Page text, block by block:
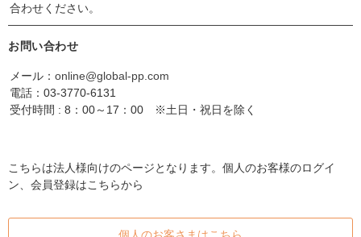
合わせください。
お問い合わせ
メール： online@global-pp.com
電話： 03-3770-6131
受付時間 : 8：00～17：00 ※土日・祝日を除く
こちらは法人様向けのページとなります。個人のお客様のログイ
ン、会員登録はこちらから